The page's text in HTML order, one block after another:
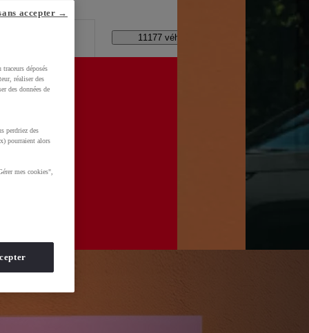
?
11177 véhicules disponibles
déposés
réaliser des
des données de
perdriez des
pourraient alors
mes cookies",
accepter →